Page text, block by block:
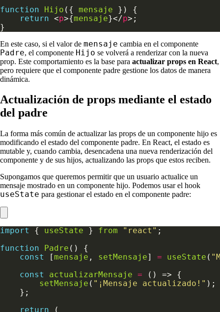
function
Hijo ({ mensaje
return <p>{mensaje}</p
En este caso, si el valor de mensaje cambia en el componente
Padre, el componente Hijo se volverá a renderizar con la nueva
prop. Este comportamiento es la base para actualizar props en React,
pero requiere que el componente padre gestione los datos de manera
dinámica.
Actualización de props mediante el estado
del padre
La forma más común de actualizar las props de un componente hijo es
modificando el estado del componente padre. En React, el estado es
mutable y, cuando cambia, desencadena una nueva renderización del
componente y de sus hijos, actualizando las props que estos reciben.
Supongamos que queremos permitir que un usuario actualice un
mensaje mostrado en un componente hijo. Podemos usar el hook
useState para gestionar el estado en el componente padre:
import { useState } from "react"
function
Padre
const
[mensaje , setMensaje] = useState (
const
actualizarMensaje =
setMensaje ( "¡Mensaje actualizado!"
return